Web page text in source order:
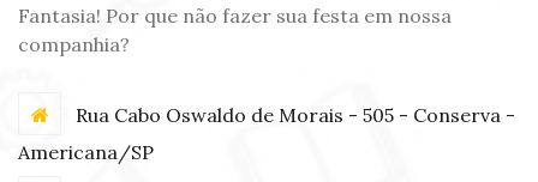
Fantasia! Por que não fazer sua festa em nossa
companhia?
Rua Cabo Oswaldo de Morais - 505 - Conserva -
Americana/SP